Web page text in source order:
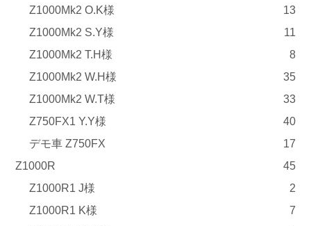
Z1000Mk2 O.K様
13
Z1000Mk2 S.Y様
11
Z1000Mk2 T.H様
8
Z1000Mk2 W.H様
35
Z1000Mk2 W.T様
33
Z750FX1 Y.Y様
40
デモ車 Z750FX
17
Z1000R
45
Z1000R1 J様
2
Z1000R1 K様
7